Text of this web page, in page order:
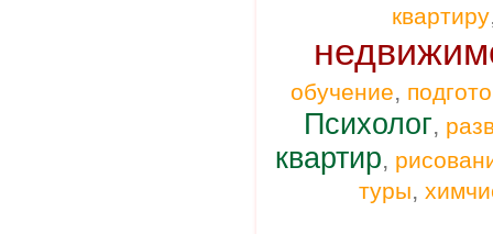
квартиру
обучение,
Психолог,
квартир,
туры,